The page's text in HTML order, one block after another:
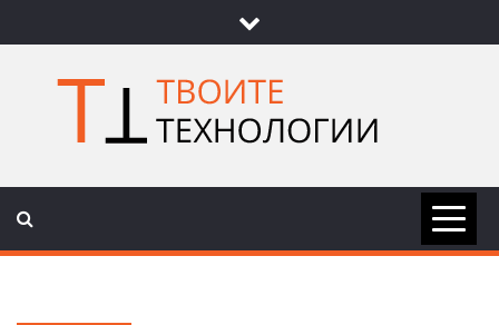
to
content
ТВОИТЕ